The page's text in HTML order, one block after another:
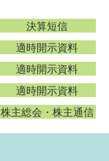
決算短信
適時開示資料
適時開示資料
適時開示資料
株主総会・株主通信